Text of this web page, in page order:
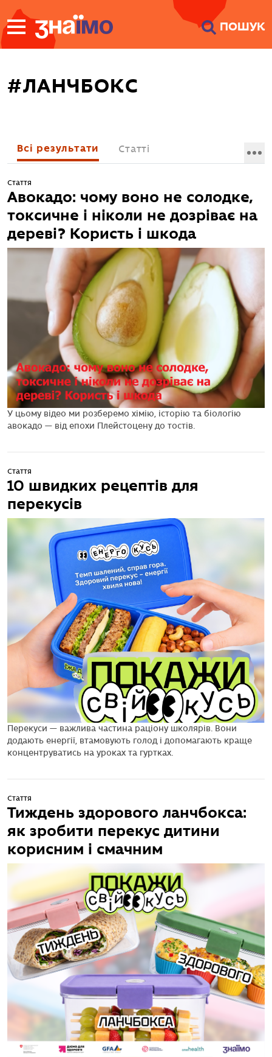
ПЕРЕЙТИ ДО
ГОЛОВНОГО
ПОШУК
#ЛАНЧБОКС
Всі результати Статті
Стаття
Авокадо: чому воно не солодке,
токсичне і ніколи не дозріває на
дереві? Користь і шкода
У цьому відео ми розберемо хімію, історію та біологію
авокадо — від епохи Плейстоцену до тостів.
Стаття
10 швидких рецептів для
перекусів
Перекуси — важлива частина раціону школярів. Вони
додають енергії, втамовують голод і допомагають краще
концентруватись на уроках та гуртках.
Стаття
Тиждень здорового ланчбокса:
як зробити перекус дитини
корисним і смачним